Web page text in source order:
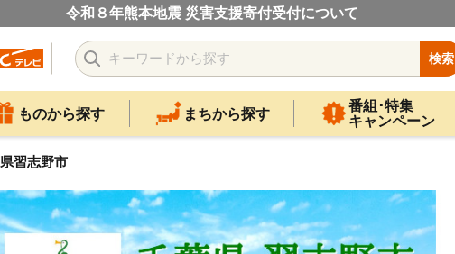
令和８年熊本地震 災害支援寄付受付について
検索
ものから探す まちから探す
番組･特集
キャンペーン
習志野市